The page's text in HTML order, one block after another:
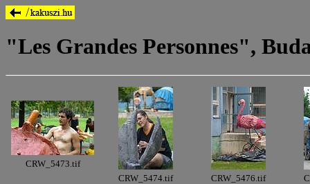
"Les Grandes Personnes",
CRW_5473.tif
CRW_5474.tif
CRW_5476.tif